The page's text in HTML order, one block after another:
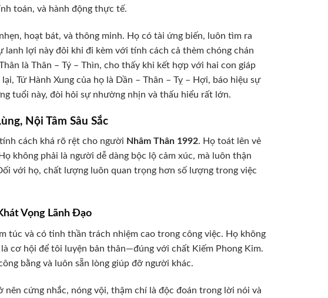
toán, và hành động thực tế.
hoạt bát, và thông minh. Họ có tài ứng biến, luôn tìm ra
lanh lợi này đôi khi đi kèm với tính cách cả thèm chóng chán
là Thân – Tý – Thìn, cho thấy khi kết hợp với hai con giáp
Tứ Hành Xung của họ là Dần – Thân – Tỵ – Hợi, báo hiệu sự
tuổi này, đòi hỏi sự nhường nhịn và thấu hiểu rất lớn.
Nội Tâm Sâu Sắc
cách khá rõ rệt cho người Nhâm Thân 1992. Họ toát lên vẻ
không phải là người dễ dàng bộc lộ cảm xúc, mà luôn thận
với họ, chất lượng luôn quan trọng hơn số lượng trong việc
Vọng Lãnh Đạo
túc và có tinh thần trách nhiệm cao trong công việc. Họ không
cơ hội để tôi luyện bản thân—đúng với chất Kiếm Phong Kim.
bằng và luôn sẵn lòng giúp đỡ người khác.
cứng nhắc, nóng vội, thậm chí là độc đoán trong lời nói và